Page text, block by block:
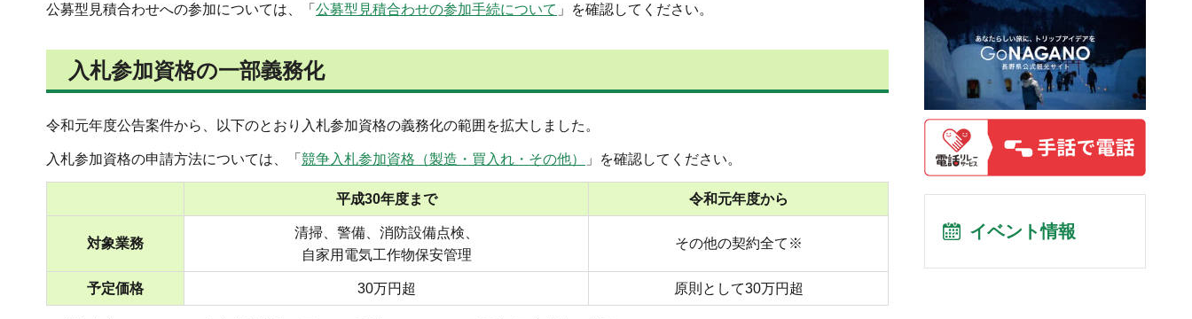
公募型見積合わせへの参加については、「 公募型見積合わせの参加手続について 」を確認してください。
入札参加資格の一部義務化
令和元年度公告案件から、以下のとおり入札参加資格の義務化の範囲を拡大しました。
入札参加資格の申請方法については、「 競争入札参加資格（製造・買入れ・その他） 」を確認してください。
平成30年度まで 令和元年度から
対象業務
清掃、警備、消防設備点検、
自家用電気工作物保安管理
その他の契約全て※
予定価格 30万円超 原則として30万円超
イベント情報